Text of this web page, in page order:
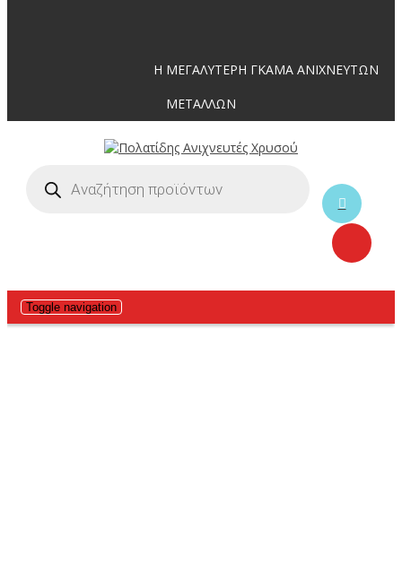
Η ΜΕΓΑΛΥΤΕΡΗ ΓΚΑΜΑ ΑΝΙΧΝΕΥΤΩΝ
ΜΕΤΑΛΛΩΝ
Toggle navigation